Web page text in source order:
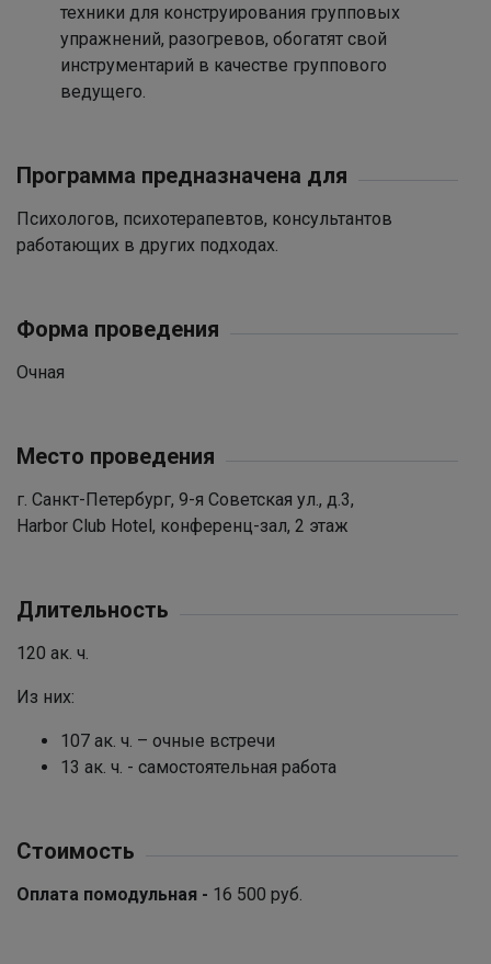
техники для конструирования групповых
упражнений, разогревов, обогатят свой
инструментарий в качестве группового
ведущего.
Программа предназначена для
Психологов, психотерапевтов, консультантов
работающих в других подходах.
Форма проведения
Очная
Место проведения
г. Санкт-Петербург, 9-я Советская ул., д.3,
Harbor Club Hotel, конференц-зал, 2 этаж
Длительность
120 ак. ч.
Из них:
107 ак. ч. – очные встречи
13 ак. ч. - самостоятельная работа
Стоимость
Оплата помодульная - 16 500 руб.